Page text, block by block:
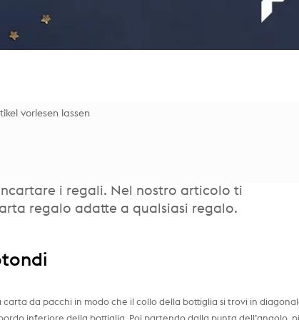
vorlesen lassen
i regali. Nel nostro articolo ti
regalo adatte a qualsiasi regalo.
da pacchi in modo che il collo della bottiglia si trovi in